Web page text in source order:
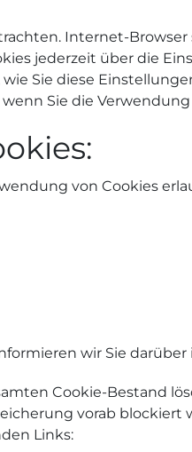
Internet-
jederzeit über die
Sie diese
Sie die
von Cookies
wir Sie
Cookie-Bestand
vorab blockiert
Links: